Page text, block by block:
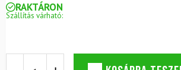
RAKTÁRON
Szállítás várható: